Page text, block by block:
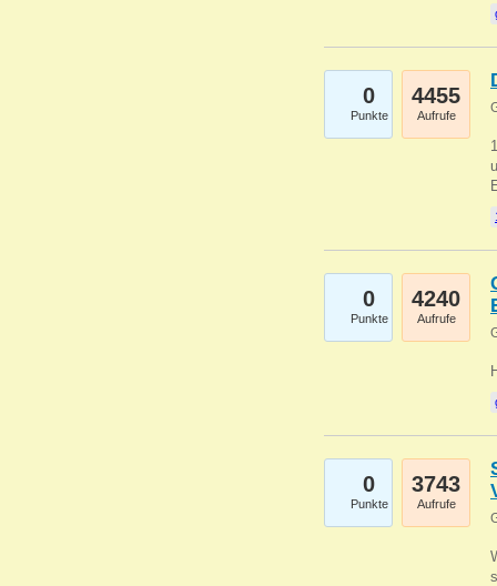
0
Punkte
4455
Aufrufe
0
Punkte
4240
Aufrufe
0
Punkte
3743
Aufrufe